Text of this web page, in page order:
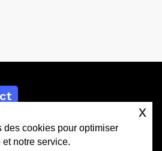
71 90
des cookies pour optimiser
notre service.
x